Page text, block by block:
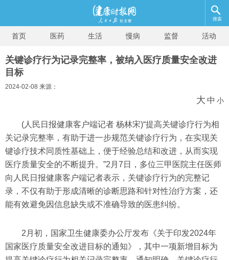
搜索
首页 医药 生活 慢病 监督 活动
关键诊疗行为记录完整率，被纳入医疗质量安全改进
目标
2024-02-08 来源：
大 中 小
(人民日报健康客户端记者 杨林宋)“提高关键诊疗行为相
关记录完整率，有助于进一步规范关键诊疗行为，在实现关
键诊疗技术同质性基础上，便于经验总结和改进，从而实现
医疗质量安全的不断提升。”2月7日，多位三甲医院主任医师
向人民日报健康客户端记者表示，关键诊疗行为的完整记
录，不仅有助于形成清晰的诊断思路和针对性治疗方案，还
能有效避免因信息缺失或不准确导致的医患纠纷。
2月初，国家卫生健康委办公厅发布《关于印发2024年
国家医疗质量安全改进目标的通知》，其中一项新增目标为